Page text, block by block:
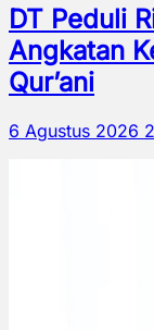
DT Peduli
Angkatan
Qur’ani
6 Agustus 2026